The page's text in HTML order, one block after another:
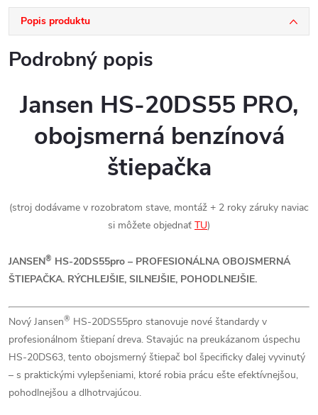
Popis produktu
Podrobný popis
Jansen HS-20DS55 PRO,
obojsmerná benzínová
štiepačka
(stroj dodávame v rozobratom stave, montáž + 2 roky záruky naviac
si môžete objednať TU)
JANSEN® HS-20DS55pro – PROFESIONÁLNA OBOJSMERNÁ
ŠTIEPAČKA. RÝCHLEJŠIE, SILNEJŠIE, POHODLNEJŠIE.
Nový Jansen® HS-20DS55pro stanovuje nové štandardy v
profesionálnom štiepaní dreva. Stavajúc na preukázanom úspechu
HS-20DS63, tento obojsmerný štiepač bol špecificky ďalej vyvinutý
– s praktickými vylepšeniami, ktoré robia prácu ešte efektívnejšou,
pohodlnejšou a dlhotrvajúcou.